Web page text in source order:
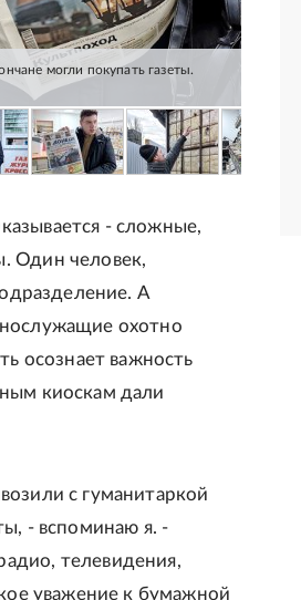
могли покупать газеты.
- сложные,
Один человек,
А
охотно
осознает важность
киоскам дали
с гуманитаркой
- вспоминаю я. -
телевидения,
уважение к бумажной